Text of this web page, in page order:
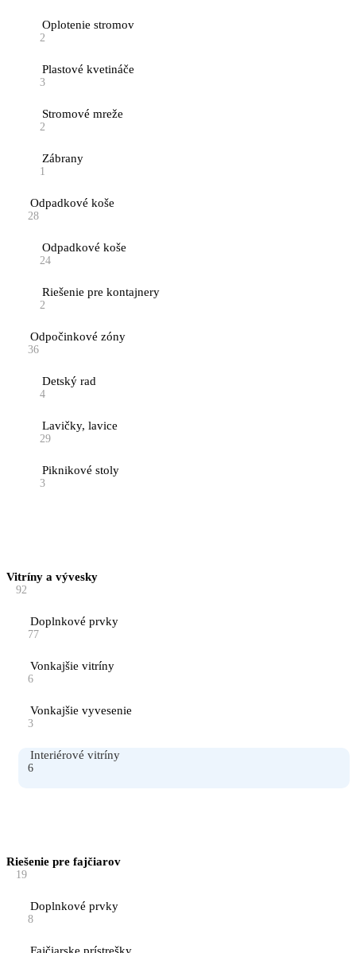
Oplotenie stromov
2
Plastové kvetináče
3
Stromové mreže
2
Zábrany
1
Odpadkové koše
28
Odpadkové koše
24
Riešenie pre kontajnery
2
Odpočinkové zóny
36
Detský rad
4
Lavičky, lavice
29
Piknikové stoly
3
Vitríny a vývesky
92
Doplnkové prvky
77
Vonkajšie vitríny
6
Vonkajšie vyvesenie
3
Interiérové vitríny
6
Riešenie pre fajčiarov
19
Doplnkové prvky
8
Fajčiarske prístrešky